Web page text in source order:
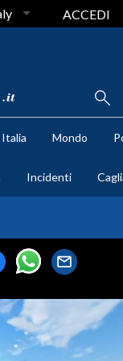
ACCEDI
Italia Mondo
Incidenti